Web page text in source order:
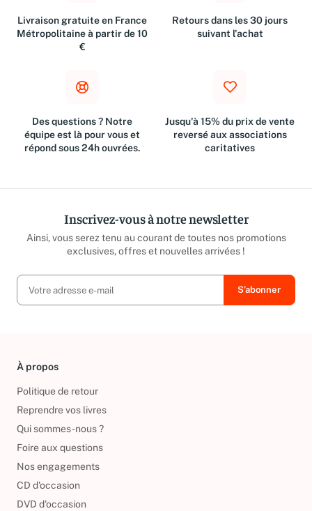
Livraison gratuite en France
Métropolitaine à partir de 10
€
Retours dans les 30 jours
suivant l'achat
Des questions ? Notre
équipe est là pour vous et
répond sous 24h ouvrées.
Jusqu'à 15% du prix de vente
reversé aux associations
caritatives
Inscrivez-vous à notre newsletter
Ainsi, vous serez tenu au courant de toutes nos promotions
exclusives, offres et nouvelles arrivées !
À propos
Politique de retour
Reprendre vos livres
Qui sommes-nous ?
Foire aux questions
Nos engagements
CD d'occasion
DVD d'occasion